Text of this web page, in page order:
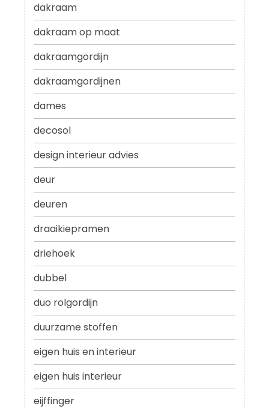
dakraam
dakraam op maat
dakraamgordijn
dakraamgordijnen
dames
decosol
design interieur advies
deur
deuren
draaikiepramen
driehoek
dubbel
duo rolgordijn
duurzame stoffen
eigen huis en interieur
eigen huis interieur
eijffinger